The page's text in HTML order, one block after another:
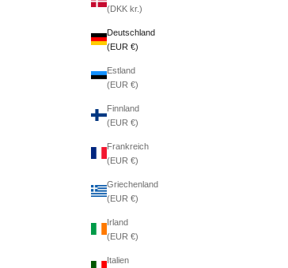
(DKK kr.)
Deutschland
(EUR €)
Estland
(EUR €)
Finnland
(EUR €)
Frankreich
(EUR €)
Griechenland
(EUR €)
Irland
(EUR €)
Italien